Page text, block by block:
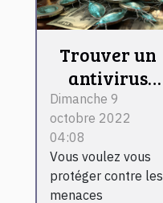
Trouver un
antivirus
payant
Dimanche 9
octobre 2022
04:08
Vous voulez vous
protéger contre les
menaces